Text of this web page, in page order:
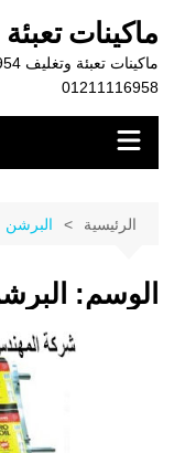
المحتوى
ماكينات
01211116958
الرئيسية البرشن
الوسم: